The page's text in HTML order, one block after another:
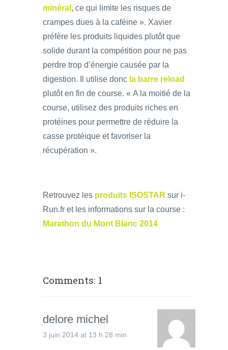
minéral , ce qui limite les risques de
crampes dues à la caféine ». Xavier
préfère les produits liquides plutôt que
solide durant la compétition pour ne pas
perdre trop d’énergie causée par la
digestion. Il utilise donc la barre reload
plutôt en fin de course. « A la moitié de la
course, utilisez des produits riches en
protéines pour permettre de réduire la
casse protéique et favoriser la
récupération ».
Retrouvez les produits ISOSTAR sur i-
Run.fr et les informations sur la course :
Marathon du Mont Blanc 2014
Comments: 1
delore michel
3 juin 2014 at 13 h 28 min